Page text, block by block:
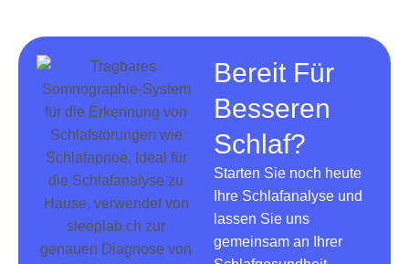
Bereit Für
Besseren
Schlaf?
Starten Sie noch heute
Ihre Schlafanalyse und
lassen Sie uns
gemeinsam an Ihrer